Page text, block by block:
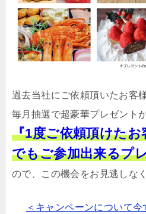
過去当社にご依頼頂いたお客
毎月抽選で超豪華プレゼント
『1度ご依頼頂けたお
でもご参加出来るプ
ので、この機会をお見逃しなく
＜キャンペーンについて